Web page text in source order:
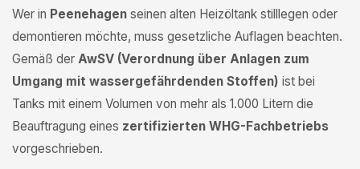
Wer in Peenehagen seinen alten Heizöltank stilllegen oder
demontieren möchte, muss gesetzliche Auflagen beachten.
Gemäß der AwSV (Verordnung über Anlagen zum
Umgang mit wassergefährdenden Stoffen) ist bei
Tanks mit einem Volumen von mehr als 1.000 Litern die
Beauftragung eines zertifizierten WHG-Fachbetriebs
vorgeschrieben.